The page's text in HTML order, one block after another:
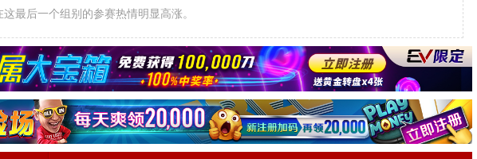
最后一个组别的参赛热情明显高涨。